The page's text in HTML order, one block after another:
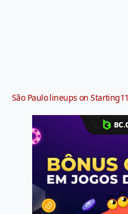
São Paulo lineups on Starting11